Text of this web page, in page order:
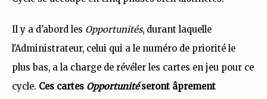
Il y a d'abord les Opportunités, durant laquelle
l'Administrateur, celui qui a le numéro de priorité le
plus bas, a la charge de révéler les cartes en jeu pour ce
cycle. Ces cartes Opportunitéseront âprement